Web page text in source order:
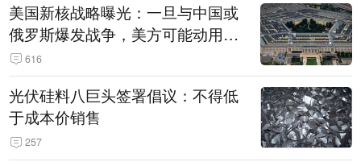
美国新核战略曝光：一旦与中国或
俄罗斯爆发战争，美方可能动用战
术核武器
616
光伏硅料八巨头签署倡议：不得低
于成本价销售
257